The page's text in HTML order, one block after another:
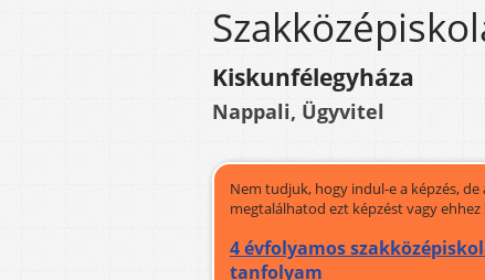
Kiskunfélegyháza
Nappali, Ügyvitel
Nem tudjuk, hogy indul-e a képzés,
megtalálhatod ezt képzést vagy
4 évfolyamos
tanfolyam